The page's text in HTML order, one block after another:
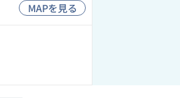
MAPを見る